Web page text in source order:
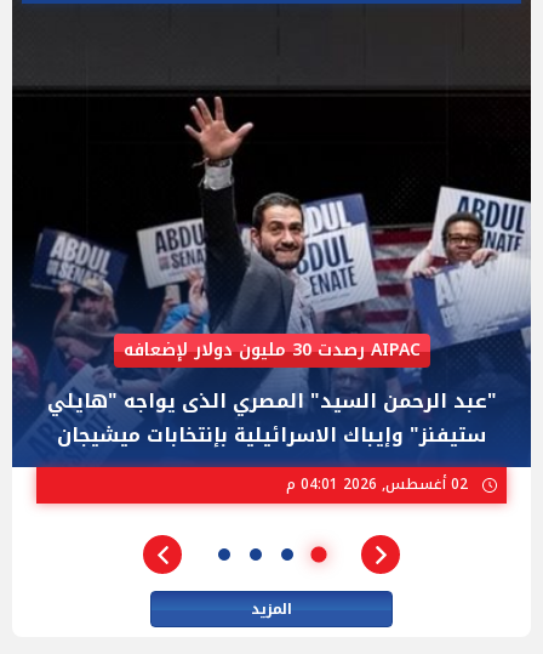
تعرضت للترهيب بسبب موقفها من غزة
شبانة محمود.. قصة صعود كشميرية مسلمة لتولى
منصب وزيرة داخلية بريطانيا مجددا
المزيد